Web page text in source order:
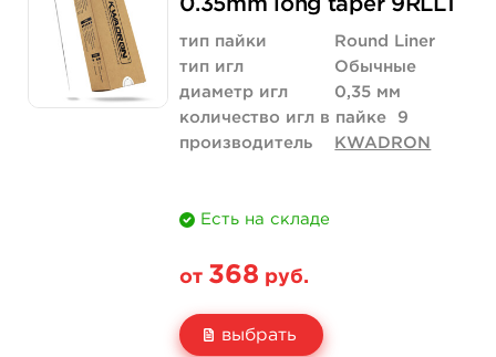
Количество купить купить
0.35mm long taper 9RLLT
тип пайки
Round Liner
тип игл
Обычные
диаметр игл
0,35 мм
количество игл в пайке
9
производитель
KWADRON
Есть на складе
от 368 руб.
выбрать